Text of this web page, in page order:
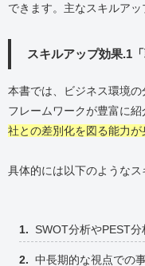
できます。主なスキルアッ
スキルアップ効果.1
本書では、ビジネス環境
フレームワークが豊富に紹
社との差別化を図る能力が
具体的には以下のようなス
SWOT分析やPEST
中長期的な視点での